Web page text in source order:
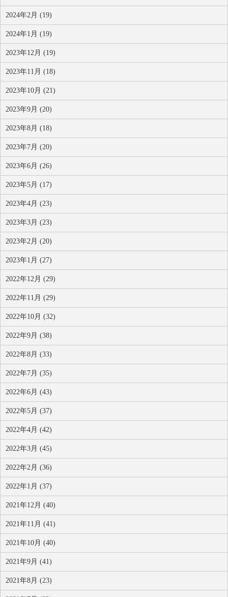
2024年2月 (19)
2024年1月 (19)
2023年12月 (19)
2023年11月 (18)
2023年10月 (21)
2023年9月 (20)
2023年8月 (18)
2023年7月 (20)
2023年6月 (26)
2023年5月 (17)
2023年4月 (23)
2023年3月 (23)
2023年2月 (20)
2023年1月 (27)
2022年12月 (29)
2022年11月 (29)
2022年10月 (32)
2022年9月 (38)
2022年8月 (33)
2022年7月 (35)
2022年6月 (43)
2022年5月 (37)
2022年4月 (42)
2022年3月 (45)
2022年2月 (36)
2022年1月 (37)
2021年12月 (40)
2021年11月 (41)
2021年10月 (40)
2021年9月 (41)
2021年8月 (23)